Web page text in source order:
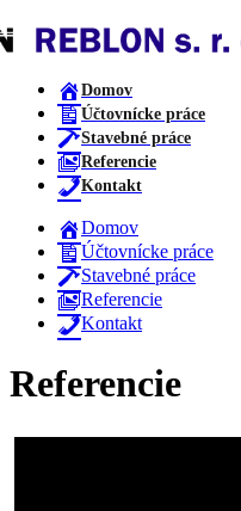
Domov
Účtovnícke práce
Stavebné práce
Referencie
Kontakt
Domov
Účtovnícke práce
Stavebné práce
Referencie
Kontakt
Referencie